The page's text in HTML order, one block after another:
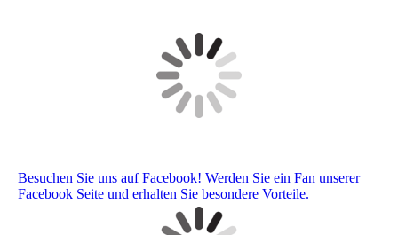
Besuchen Sie uns auf Facebook! Werden Sie ein Fan unserer
Facebook Seite und erhalten Sie besondere Vorteile.